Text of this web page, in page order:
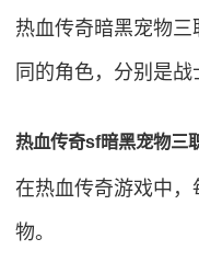
热血传奇暗黑宠物
同的角色，分别是
热血传奇sf暗黑宠物三
在热血传奇游戏中
物。